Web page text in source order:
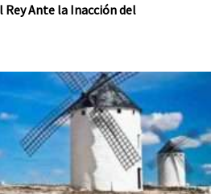
Rey Ante la Inacción del